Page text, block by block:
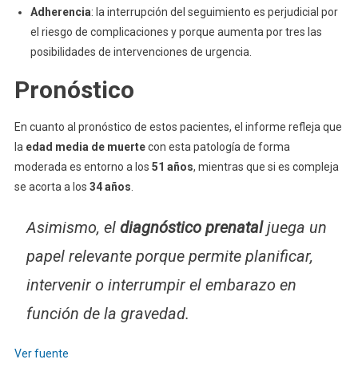
Adherencia: la interrupción del seguimiento es perjudicial por
el riesgo de complicaciones y porque aumenta por tres las
posibilidades de intervenciones de urgencia.
Pronóstico
En cuanto al pronóstico de estos pacientes, el informe refleja que
la edad media de muertecon esta patología de forma
moderada es entorno a los 51 años, mientras que si es compleja
se acorta a los 34 años.
Asimismo, el diagnóstico prenataljuega un
papel relevante porque permite planificar,
intervenir o interrumpir el embarazo en
función de la gravedad.
Ver fuente